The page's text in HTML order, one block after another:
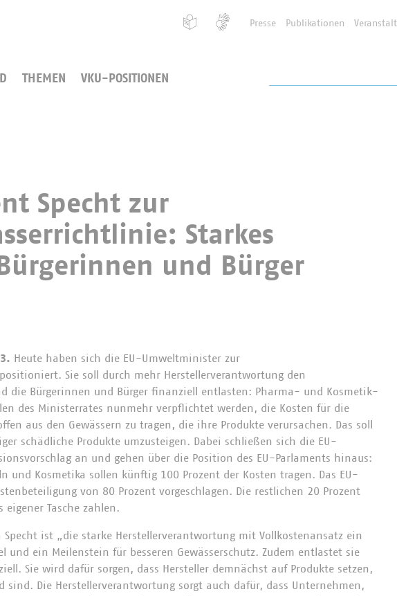
Presse Publikationen
THEMEN VKU-POSITIONEN
Specht zur
Starkes
und Bürger
Heute haben sich die EU-Umweltminister zur
Sie soll durch mehr Herstellerverantwortung den
die Bürgerinnen und Bürger finanziell entlasten: Pharma- und Kosmetik-
des Ministerrates nunmehr verpflichtet werden, die Kosten für die
aus den Gewässern zu tragen, die ihre Produkte verursachen. Das soll
schädliche Produkte umzusteigen. Dabei schließen sich die EU-
an und gehen über die Position des EU-Parlaments hinaus:
und Kosmetika sollen künftig 100 Prozent der Kosten tragen. Das EU-
von 80 Prozent vorgeschlagen. Die restlichen 20 Prozent
Tasche zahlen.
Specht ist „die starke Herstellerverantwortung mit Vollkostenansatz ein
und ein Meilenstein für besseren Gewässerschutz. Zudem entlastet sie
Sie wird dafür sorgen, dass Hersteller demnächst auf Produkte setzen,
sind. Die Herstellerverantwortung sorgt auch dafür, dass Unternehmen,